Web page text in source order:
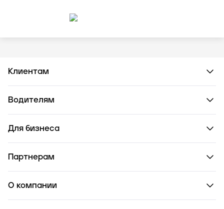
Клиентам
Водителям
Для бизнеса
Партнерам
О компании